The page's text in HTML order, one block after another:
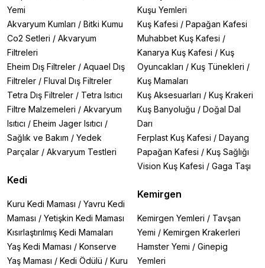
Yemi
Akvaryum Kumları / Bitki Kumu
Co2 Setleri / Akvaryum
Filtreleri
Eheim Dış Filtreler / Aquael Dış
Filtreler / Fluval Dış Filtreler
Tetra Dış Filtreler / Tetra Isıtıcı
Filtre Malzemeleri / Akvaryum
Isıtıcı / Eheim Jager Isıtıcı /
Sağlık ve Bakım / Yedek
Parçalar / Akvaryum Testleri
Kedi
Kuru Kedi Maması / Yavru Kedi
Maması / Yetişkin Kedi Maması
Kısırlaştırılmış Kedi Mamaları
Yaş Kedi Maması / Konserve
Yaş Maması / Kedi Ödülü / Kuru
Kuşu Yemleri
Kuş Kafesi / Papağan Kafesi
Muhabbet Kuş Kafesi /
Kanarya Kuş Kafesi / Kuş
Oyuncakları / Kuş Tünekleri /
Kuş Mamaları
Kuş Aksesuarları / Kuş Krakeri
Kuş Banyoluğu / Doğal Dal
Darı
Ferplast Kuş Kafesi / Dayang
Papağan Kafesi / Kuş Sağlığı
Vision Kuş Kafesi / Gaga Taşı
Kemirgen
Kemirgen Yemleri / Tavşan
Yemi / Kemirgen Krakerleri
Hamster Yemi / Ginepig
Yemleri